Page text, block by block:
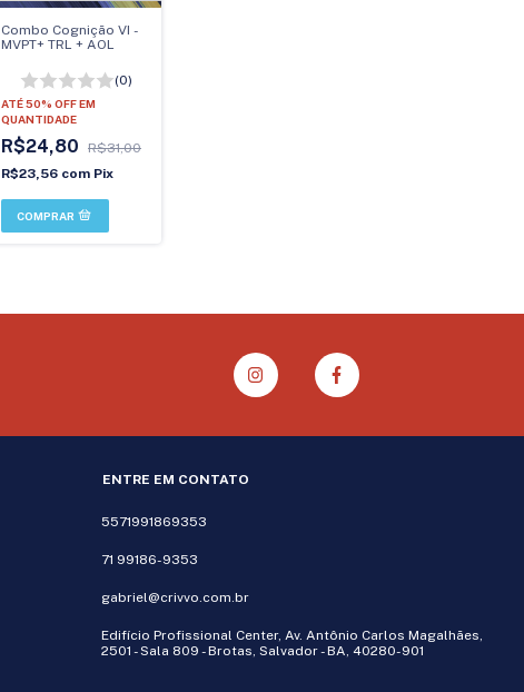
Combo Cognição VI -
MVPT+ TRL + AOL
(0)
ATÉ 50% OFFEM
QUANTIDADE
R$24,80
R$31,00
R$23,56 com Pix
ENTRE EM CONTATO
5571991869353
71 99186-9353
gabriel@crivvo.com.br
Edifício Profissional Center, Av. Antônio Carlos Magalhães,
2501 - Sala 809 - Brotas, Salvador - BA, 40280-901